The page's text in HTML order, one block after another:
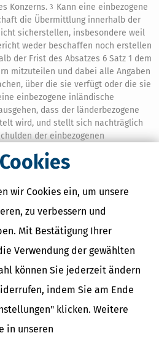
wir Cookies ein, um unsere
zu verbessern und
Mit Bestätigung Ihrer
Verwendung der gewählten
können Sie jederzeit ändern
indem Sie am Ende
klicken. Weitere
in unseren
Konzerns. 3 Kann eine einbezogene
die Übermittlung innerhalb der
sicherstellen, insbesondere weil
weder beschaffen noch erstellen
der Frist des Absatzes 6 Satz 1 dem
mitzuteilen und dabei alle Angaben
über die sie verfügt oder die sie
einbezogene inländische
dass der länderbezogene
wird, und stellt sich nachträglich
der einbezogenen
1 oder Satz 3 innerhalb
entsprechend für die
ausländischen Unternehmens,
oder als
in einen
hat in der
Steuererklärung
im Sinne von